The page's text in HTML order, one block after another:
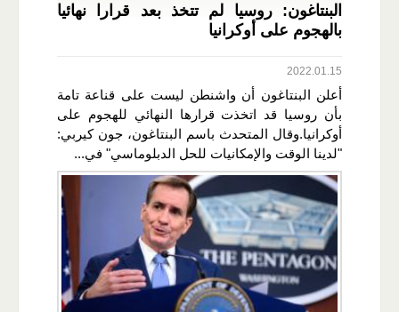
البنتاغون: روسيا لم تتخذ بعد قرارا نهائيا
بالهجوم على أوكرانيا
2022.01.15
أعلن البنتاغون أن واشنطن ليست على قناعة تامة
بأن روسيا قد اتخذت قرارها النهائي للهجوم على
أوكرانيا.وقال المتحدث باسم البنتاغون، جون كيربي:
"لدينا الوقت والإمكانيات للحل الدبلوماسي" في...